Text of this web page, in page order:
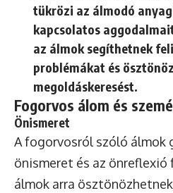
tükrözi az álmodó
kapcsolatos
az álmok segíthetnek
problémákat és
megoldáskeresést.
Fogorvos álom és
Önismeret
A fogorvosról szóló álmok
önismeret és az önreflexió
álmok arra